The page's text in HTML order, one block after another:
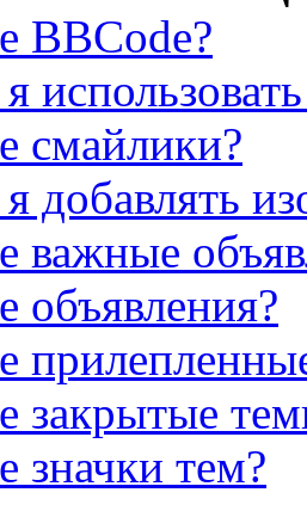
BBCode?
смайлики?
добавлять
важные
объявления?
закрытые
значки тем?